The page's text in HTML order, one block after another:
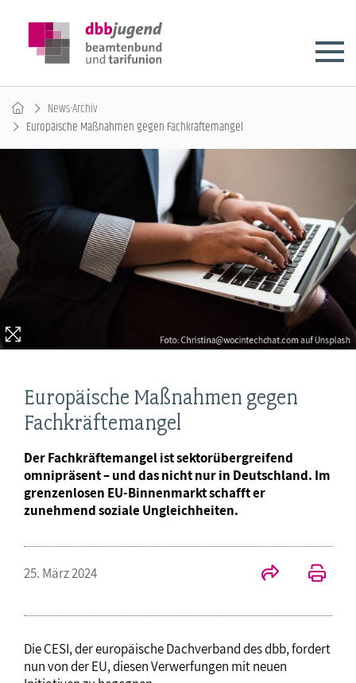
News-Archiv
Europäische Maßnahmen gegen Fachkräftemangel
Europäische Maßnahmen gegen
Fachkräftemangel
Der Fachkräftemangel ist sektorübergreifend
omnipräsent – und das nicht nur in Deutschland. Im
grenzenlosen EU-Binnenmarkt schafft er
zunehmend soziale Ungleichheiten.
25. März 2024
Die CESI, der europäische Dachverband des dbb, fordert
nun von der EU, diesen Verwerfungen mit neuen